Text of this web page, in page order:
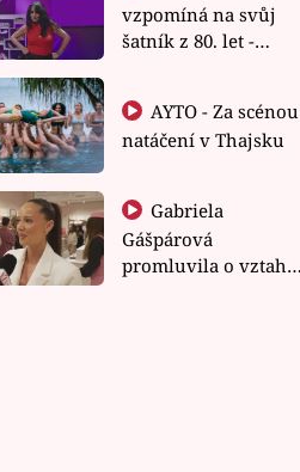
vzpomíná na svůj
šatník z 80. let -
natáčení v Thajsku
Gabriela
Gášpárová
promluvila o vztahu